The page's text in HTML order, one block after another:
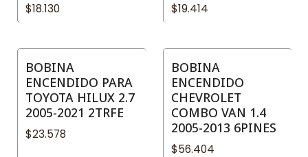
$18.130 $19.414
BOBINA
ENCENDIDO PARA
TOYOTA HILUX 2.7
2005-2021 2TRFE
$23.578
BOBINA
ENCENDIDO
CHEVROLET
COMBO VAN 1.4
2005-2013 6PINES
$56.404